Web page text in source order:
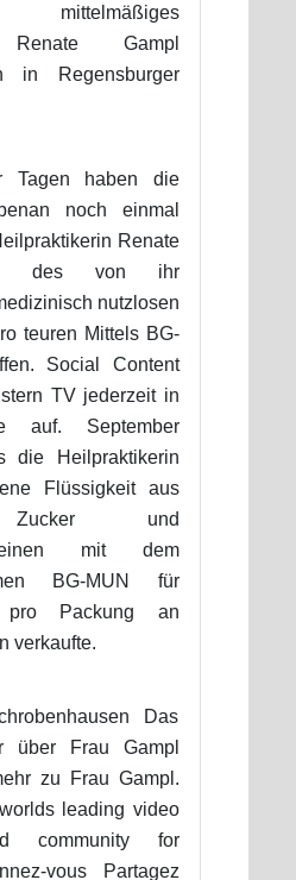
mittelmäßiges
Renate Gampl
in Regensburger
Tagen haben die
noch einmal
Renate
des von ihr
nutzlosen
teuren Mittels BG-
Social Content
TV jederzeit in
auf. September
die Heilpraktikerin
Flüssigkeit aus
Zucker und
mit dem
BG-MUN für
Packung an
verkaufte.
Das
über Frau Gampl
zu Frau Gampl.
leading video
community for
vous Partagez